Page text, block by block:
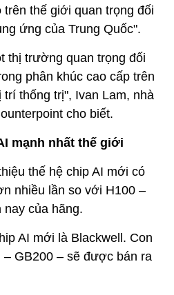
thế giới quan trọng đối
ứng của Trung Quốc".
thị trường quan trọng đối
phân khúc cao cấp trên
thống trị", Ivan Lam, nhà
cho biết.
mạnh nhất thế giới
thế hệ chip AI mới có
nhiều lần so với H100 –
nay của hãng.
AI mới là Blackwell. Con
– GB200 – sẽ được bán ra